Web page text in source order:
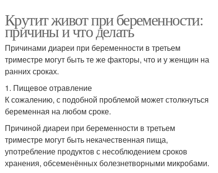
Крутит живот при беременности:
причины и что делать
Причинами диареи при беременности в третьем
триместре могут быть те же факторы, что и у женщин на
ранних сроках.
1. Пищевое отравление
К сожалению, с подобной проблемой может столкнуться
беременная на любом сроке.
Причиной диареи при беременности в третьем
триместре могут быть некачественная пища,
употребление продуктов с несоблюдением сроков
хранения, обсеменённых болезнетворными микробами.